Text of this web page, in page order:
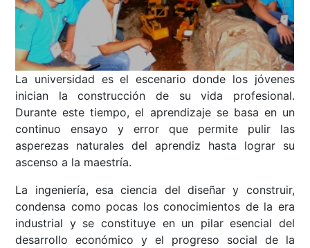
La universidad es el escenario donde los jóvenes
inician la construcción de su vida profesional.
Durante este tiempo, el aprendizaje se basa en un
continuo ensayo y error que permite pulir las
asperezas naturales del aprendiz hasta lograr su
ascenso a la maestría.
La ingeniería, esa ciencia del diseñar y construir,
condensa como pocas los conocimientos de la era
industrial y se constituye en un pilar esencial del
desarrollo económico y el progreso social de la